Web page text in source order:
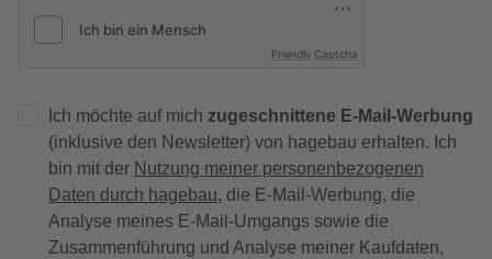
Friendly Captcha
Ich möchte auf mich zugeschnittene E-Mail-Werbung
(inklusive den Newsletter) von hagebau erhalten. Ich
bin mit der Nutzung meiner personenbezogenen
Daten durch hagebau, die E-Mail-Werbung, die
Analyse meines E-Mail-Umgangs sowie die
Zusammenführung und Analyse meiner Kaufdaten,